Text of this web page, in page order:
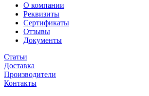
О компании
Реквизиты
Сертификаты
Отзывы
Документы
Статьи
Доставка
Производители
Контакты